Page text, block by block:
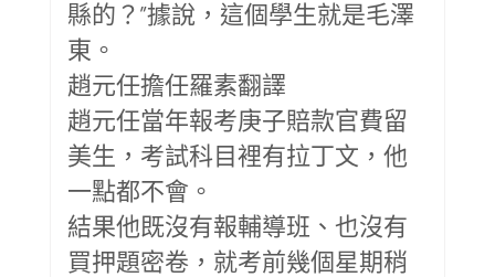
縣的？”據說，這個學生就是毛澤
東。
趙元任擔任羅素翻譯
趙元任當年報考庚子賠款官費留
美生，考試科目裡有拉丁文，他
一點都不會。
結果他既沒有報輔導班、也沒有
買押題密卷，就考前幾個星期稍